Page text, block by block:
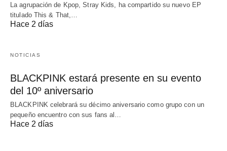
La agrupación de Kpop, Stray Kids, ha compartido su nuevo EP
titulado This & That,…
Hace 2 días
NOTICIAS
BLACKPINK estará presente en su evento
del 10º aniversario
BLACKPINK celebrará su décimo aniversario como grupo con un
pequeño encuentro con sus fans al…
Hace 2 días